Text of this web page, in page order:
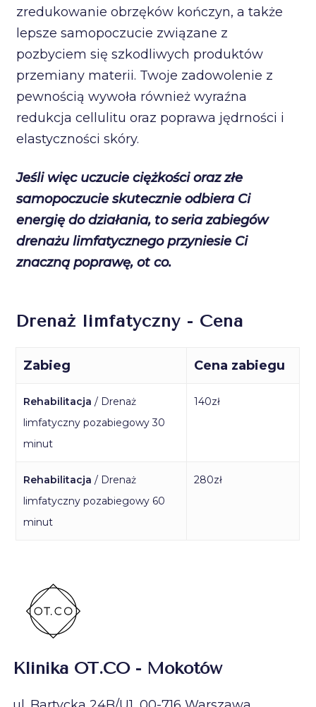
zredukowanie obrzęków kończyn, a także
lepsze samopoczucie związane z
pozbyciem się szkodliwych produktów
przemiany materii. Twoje zadowolenie z
pewnością wywoła również wyraźna
redukcja cellulitu oraz poprawa jędrności i
elastyczności skóry.
Jeśli więc uczucie ciężkości oraz złe
samopoczucie skutecznie odbiera Ci
energię do działania, to seria zabiegów
drenażu limfatycznego przyniesie Ci
znaczną poprawę, ot co.
Drenaż limfatyczny - Cena
Zabieg Cena zabiegu
Rehabilitacja / Drenaż
limfatyczny pozabiegowy 30
minut
140zł
Rehabilitacja / Drenaż
limfatyczny pozabiegowy 60
minut
280zł
Klinika OT.CO - Mokotów